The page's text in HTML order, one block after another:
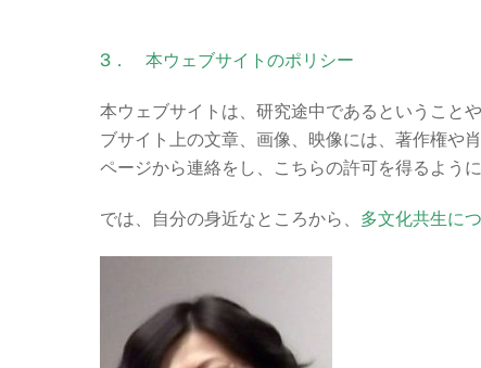
3． 本ウェブサイトのポリシー
本ウェブサイトは、研究途中であるということ
ブサイト上の文章、画像、映像には、著作権や
ページから連絡をし、こちらの許可を得るよう
では、自分の身近なところから、 多文化共生に